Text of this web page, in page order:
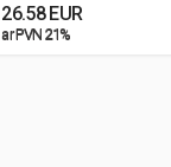
26.58 EUR
ar PVN 21%
ar PVN 21%